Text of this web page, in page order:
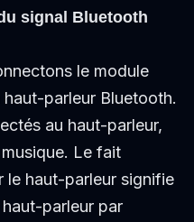
signal Bluetooth
le module
parleur Bluetooth.
au haut-parleur,
Le fait
le haut-parleur signifie
parleur par